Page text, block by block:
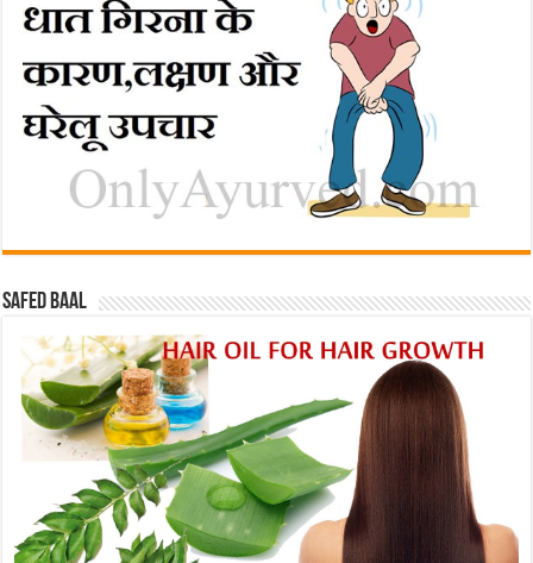
Safed baal